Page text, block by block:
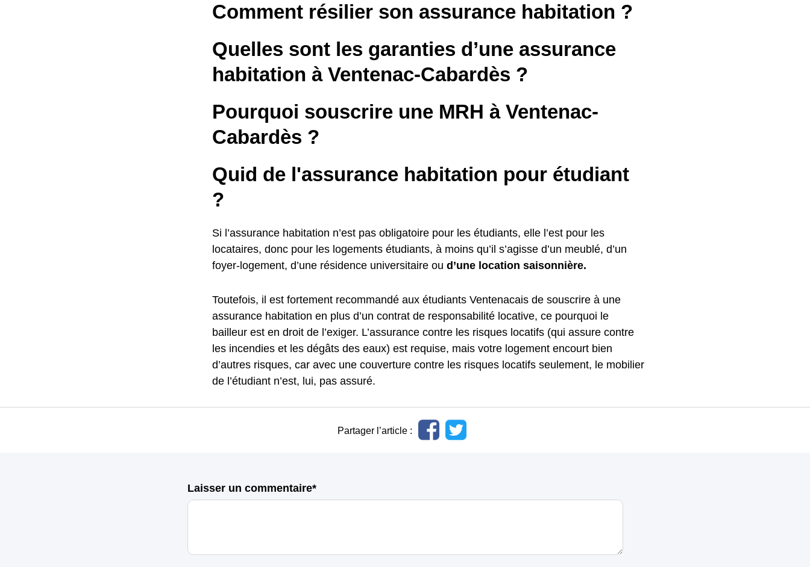
Comment résilier son assurance habitation ?
Quelles sont les garanties d’une assurance
habitation à Ventenac-Cabardès ?
Pourquoi souscrire une MRH à Ventenac-
Cabardès ?
Quid de l'assurance habitation pour étudiant
?
Si l’assurance habitation n’est pas obligatoire pour les étudiants, elle l’est pour les
locataires, donc pour les logements étudiants, à moins qu’il s’agisse d’un meublé, d’un
foyer-logement, d’une résidence universitaire ou d’une location saisonnière.
Toutefois, il est fortement recommandé aux étudiants Ventenacais de souscrire à une
assurance habitation en plus d’un contrat de responsabilité locative, ce pourquoi le
bailleur est en droit de l’exiger. L’assurance contre les risques locatifs (qui assure contre
les incendies et les dégâts des eaux) est requise, mais votre logement encourt bien
d’autres risques, car avec une couverture contre les risques locatifs seulement, le mobilier
de l’étudiant n’est, lui, pas assuré.
Partager l’article :
Laisser un commentaire*